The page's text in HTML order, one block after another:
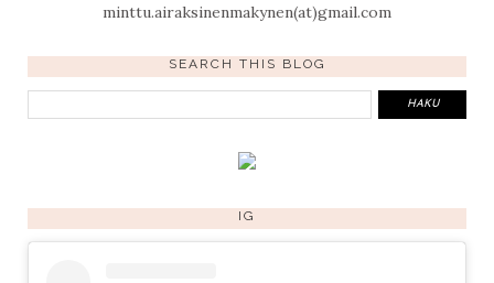
minttu.airaksinenmakynen(at)gmail.com
SEARCH THIS BLOG
IG